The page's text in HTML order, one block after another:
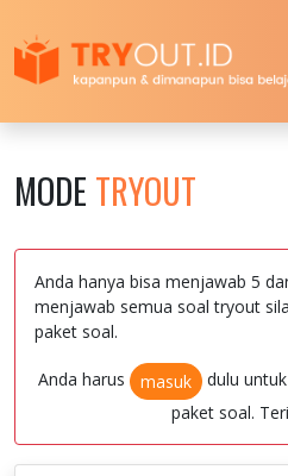
MODE TRYOUT
Anda hanya bisa menjawab 5
menjawab semua soal tryout
paket soal.
Anda harus masuk
dulu
paket soal.